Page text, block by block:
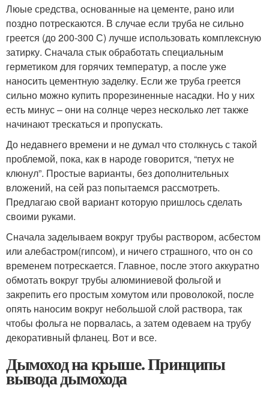
Люые средства, основанные на цементе, рано или
поздно потрескаются. В случае если труба не сильно
греется (до 200-300 С) лучше использовать комплексную
затирку. Сначала стык обработать специальным
герметиком для горячих температур, а после уже
наносить цементную заделку. Если же труба греется
сильно можно купить прорезиненные насадки. Но у них
есть минус – они на солнце через несколько лет также
начинают трескаться и пропускать.
До недавнего времени и не думал что столкнусь с такой
проблемой, пока, как в народе говорится, “петух не
клюнул”. Простые варианты, без дополнительных
вложений, на сей раз попытаемся рассмотреть.
Предлагаю свой вариант которую пришлось сделать
своими руками.
Сначала заделываем вокруг трубы раствором, асбестом
или алебастром(гипсом), и ничего страшного, что он со
временем потрескается. Главное, после этого аккуратно
обмотать вокруг трубы алюминиевой фольгой и
закрепить его простым хомутом или проволокой, после
опять наносим вокруг небольшой слой раствора, так
чтобы фольга не порвалась, а затем одеваем на трубу
декоративный фланец. Вот и все.
Дымоход на крыше. Принципы
вывода дымохода